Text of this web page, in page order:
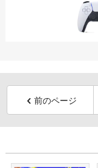
前のページ